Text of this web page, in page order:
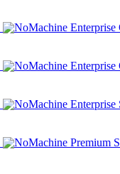
NoMachine Enterprise
NoMachine Enterprise
NoMachine Enterprise
NoMachine Premium